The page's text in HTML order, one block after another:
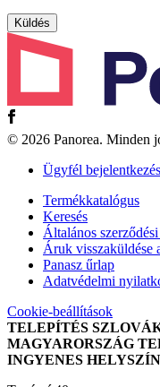
© 2026 Panorea. Minden
Ügyfél bejelentkezés
Termékkatalógus
Keresés
Általános
Áruk visszaküldése
Panasz űrlap
Adatvédelmi
Cookie-beállítások
TELEPÍTÉS
MAGYARORSZÁG
INGYENES